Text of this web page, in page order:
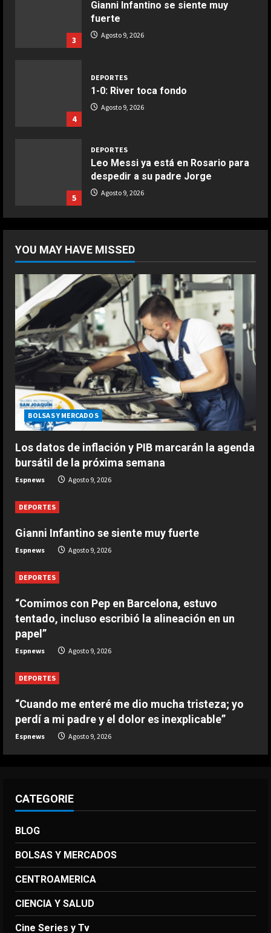
COCINA
aire
Buñuelos de alcachofas
5
COCINA
Ternera guisada con senderuelas
3
Gianni Infantino se siente muy
fuerte
Agosto 9, 2026
4
DEPORTES
1-0: River toca fondo
Agosto 9, 2026
5
DEPORTES
Leo Messi ya está en Rosario para
despedir a su padre Jorge
Agosto 9, 2026
1
tristeza; yo perdí a mi padre y el
dolor es inexplicable”
Agosto 9, 2026
2
DEPORTES
“Comimos con Pep en Barcelona,
estuvo tentado, incluso escribió la
alineación en un papel”
Agosto 9, 2026
3
DEPORTES
Gianni Infantino se siente muy
fuerte
Agosto 9, 2026
1-0: River toca fondo
Leo Messi ya está en Rosario para
YOU MAY HAVE MISSED
BOLSAS Y MERCADOS
Los datos de inflación y PIB marcarán la agenda
bursátil de la próxima semana
Espnews Agosto 9, 2026
DEPORTES
Gianni Infantino se siente muy fuerte
Espnews Agosto 9, 2026
DEPORTES
“Comimos con Pep en Barcelona, estuvo
tentado, incluso escribió la alineación en un
papel”
Espnews Agosto 9, 2026
DEPORTES
“Cuando me enteré me dio mucha tristeza; yo
perdí a mi padre y el dolor es inexplicable”
Espnews Agosto 9, 2026
CATEGORIE
BLOG
BOLSAS Y MERCADOS
CENTROAMERICA
CIENCIA Y SALUD
Cine Series y Tv